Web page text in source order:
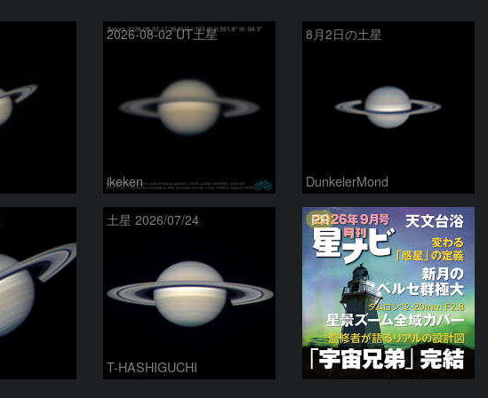
2026-08-02 UT土星
ikeken
8月2日の土星
DunkelerMond
土星 2026/07/24
T-HASHIGUCHI
PR